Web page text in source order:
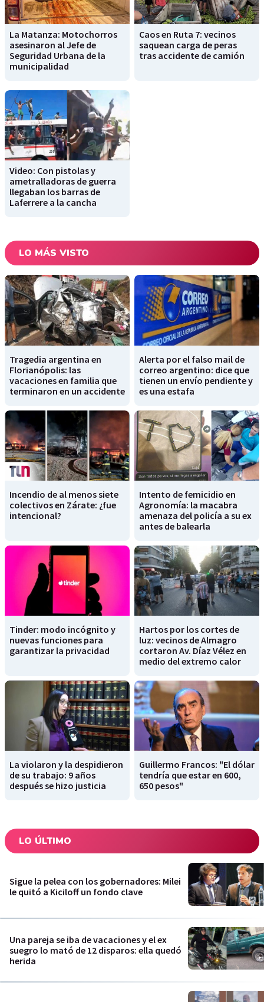
La Matanza: Motochorros
asesinaron al Jefe de
Seguridad Urbana de la
municipalidad
Caos en Ruta 7: vecinos
saquean carga de peras
tras accidente de camión
Video: Con pistolas y
ametralladoras de guerra
llegaban los barras de
Laferrere a la cancha
LO MÁS VISTO
Tragedia argentina en
Florianópolis: las
vacaciones en familia que
terminaron en un accidente
Alerta por el falso mail de
correo argentino: dice que
tienen un envío pendiente y
es una estafa
Incendio de al menos siete
colectivos en Zárate: ¿fue
intencional?
Intento de femicidio en
Agronomía: la macabra
amenaza del policía a su ex
antes de balearla
Tinder: modo incógnito y
nuevas funciones para
garantizar la privacidad
Hartos por los cortes de
luz: vecinos de Almagro
cortaron Av. Díaz Vélez en
medio del extremo calor
La violaron y la despidieron
de su trabajo: 9 años
después se hizo justicia
Guillermo Francos: "El dólar
tendría que estar en 600,
650 pesos"
LO ÚLTIMO
Sigue la pelea con los gobernadores: Milei
le quitó a Kiciloff un fondo clave
Una pareja se iba de vacaciones y el ex
suegro lo mató de 12 disparos: ella quedó
herida